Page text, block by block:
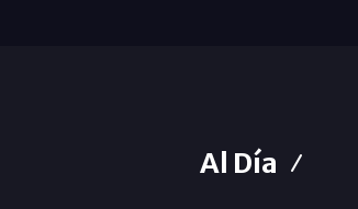
Al Día